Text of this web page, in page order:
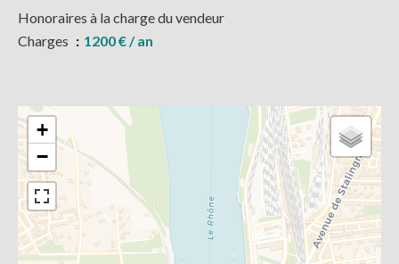
Honoraires à la charge du vendeur
Charges
1200 € / an
+
−